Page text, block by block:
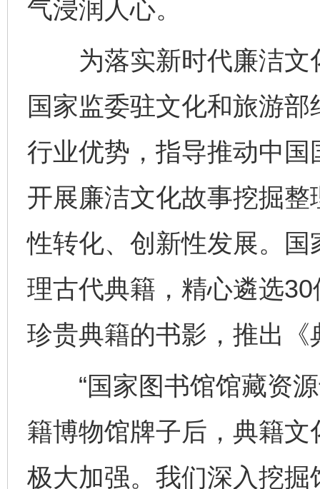
气浸润人心。
为落实新时代廉洁文
国家监委驻文化和旅游
行业优势，指导推动中
开展廉洁文化故事挖掘
性转化、创新性发展。
理古代典籍，精心遴选
珍贵典籍的书影，推出
“国家图书馆馆藏资源
籍博物馆牌子后，典籍
极大加强。我们深入挖